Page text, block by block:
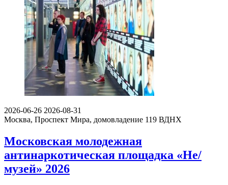
2026-06-26 2026-08-31
Москва, Проспект Мира, домовладение 119 ВДНХ
Московская молодежная
антинаркотическая площадка «Не/
музей» 2026